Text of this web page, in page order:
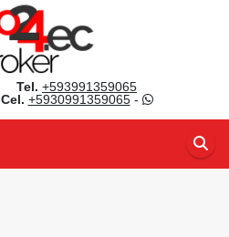
Tel. +593991359065
Cel. +5930991359065-